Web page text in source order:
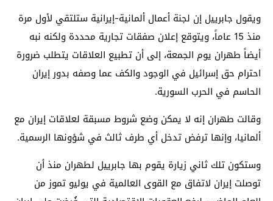
ويقول جابرييل إن لجنة أعمال ألمانية-إيرانية ستلتقي لأول مرة
منذ 15 عاماً، ويتوقع إعلان صفقات تجارية محددة ولكنه نبه
أيضاً طهران يوم الجمعة، إلى أن تطبيع العلاقات يتطلب ضرورة
احترام حق إسرائيل في الوجود والكف عما وصفه بدور إيران
الحاسم في الحرب السورية.
وقالت طهران إنه لا يمكن وضع شروط مسبقة لعلاقات إيران مع
ألمانيا، وإنها ترفض تدخل أي طرف ثالث في شؤونها الرسمية.
وستكون تلك ثاني زيارة يقوم بها جابرييل لطهران منذ أن
توصلت إيران لاتفاق مع القوى العالمية في يوليو تموز من